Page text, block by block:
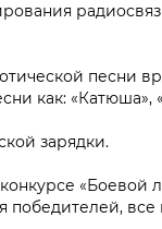
песни
как:
зарядки.
«Боевой
все